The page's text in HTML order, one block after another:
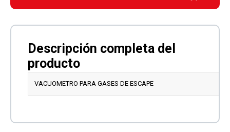
VACUOMETRO PARA GASES DE ESCAPE